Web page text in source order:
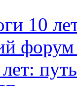
10
путь